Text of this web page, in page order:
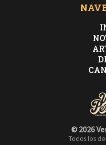
al lado de todos
Adiós a labios de metal
que no por mucho
© 2026
Todos los